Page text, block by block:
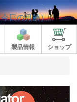
製品情報 ショップ